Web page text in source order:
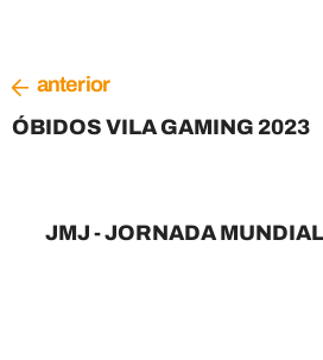
anterior
ÓBIDOS VILA GAMING 2023
JMJ - JORNADA